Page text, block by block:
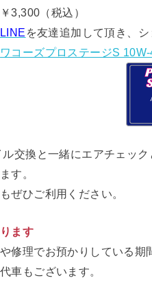
3,300（税込）
を友達追加して頂き、
ワコーズプロステージS
交換と一緒にエアチェッ
す。
ぜひご利用ください。
ます
修理でお預かりしている
車もございます。